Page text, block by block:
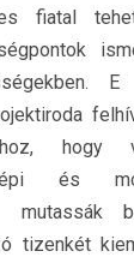
fiatal
és
mutassák
tizenkét